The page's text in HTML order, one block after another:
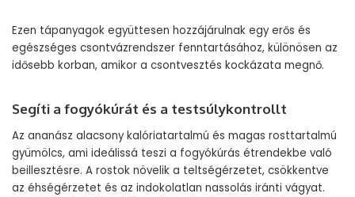
Ezen tápanyagok együttesen hozzájárulnak egy erős és
egészséges csontvázrendszer fenntartásához, különösen az
idősebb korban, amikor a csontvesztés kockázata megnő.
Segíti a fogyókúrát és a testsúlykontrollt
Az ananász alacsony kalóriatartalmú és magas rosttartalmú
gyümölcs, ami ideálissá teszi a fogyókúrás étrendekbe való
beillesztésre. A rostok növelik a teltségérzetet, csökkentve
az éhségérzetet és az indokolatlan nassolás iránti vágyat.